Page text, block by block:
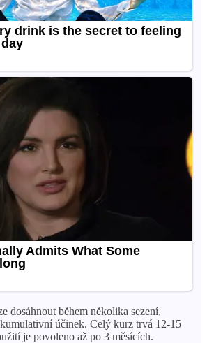
dosáhnout během několika sezení,
účinek. Celý kurz trvá 12-15
je povoleno až po 3 měsících.